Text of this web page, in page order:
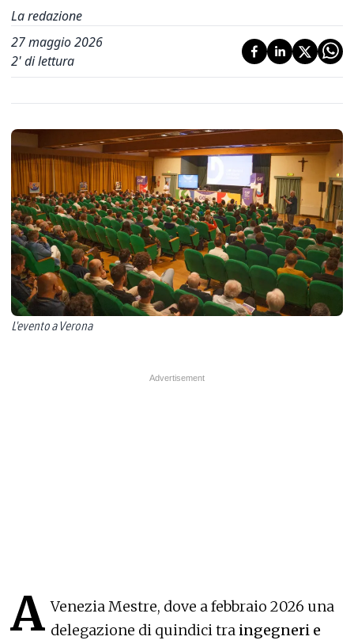
La redazione
27 maggio 2026
2' di lettura
L'evento a Verona
A Venezia Mestre, dove a febbraio 2026 una
delegazione di quindici tra ingegneri e